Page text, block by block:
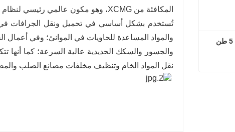
المكافئة من XCMG، وهو مكون عالمي رئيسي لنظام نقل الحركة لهذه الرافعة.
تُستخدم بشكل أساسي في تحميل ونقل الجرافات
والمواد المساعدة للحاويات في الموانئ؛ وفي أعمال
والجسور والسكك الحديدية عالية السرعة؛ كما
نقل المواد الخام وتنظيف مخلفات مصانع الصلب